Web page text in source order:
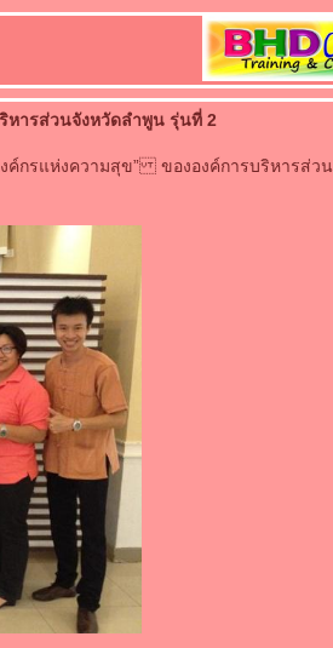
หารส่วนจังหวัดลำพูน รุ่นที่ 2
ค์กรแห่งความสุข” ขององค์การบริหารส่วน